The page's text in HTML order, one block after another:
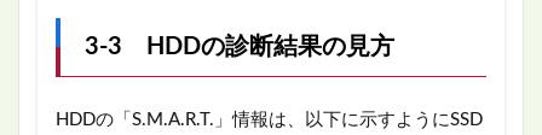
3-3 HDDの診断結果の見方
HDDの「S.M.A.R.T.」情報は、以下に示すようにSSD